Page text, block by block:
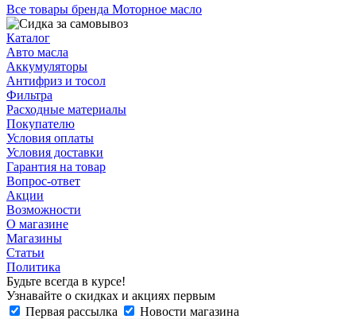
Все товары бренда Моторное масло
Каталог
Авто масла
Аккумуляторы
Антифриз и тосол
Фильтра
Расходные материалы
Покупателю
Условия оплаты
Условия доставки
Гарантия на товар
Вопрос-ответ
Акции
Возможности
О магазине
Магазины
Статьи
Политика
Будьте всегда в курсе!
Узнавайте о скидках и акциях первым
Первая рассылка
Новости магазина